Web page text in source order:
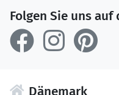
Folgen Sie uns auf
Dänemark